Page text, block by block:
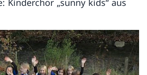
Kinderchor „sunny kids“ aus